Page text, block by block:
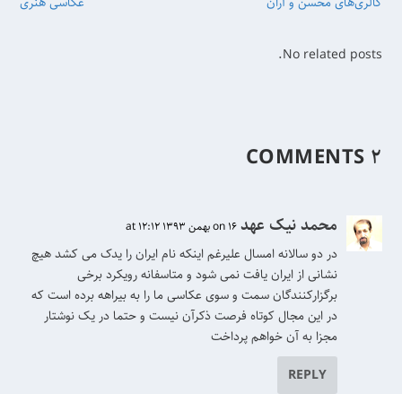
No related posts.
۲ COMMENTS
محمد نیک عهد on 16 بهمن 1393 at 12:12
در دو سالانه امسال علیرغم اینکه نام ایران را یدک می کشد هیچ
نشانی از ایران یافت نمی شود و متاسفانه رویکرد برخی
برگزارکنندگان سمت و سوی عکاسی ما را به بیراهه برده است که
در این مجال کوتاه فرصت ذکرآن نیست و حتما در یک نوشتار
مجزا به آن خواهم پرداخت
REPLY